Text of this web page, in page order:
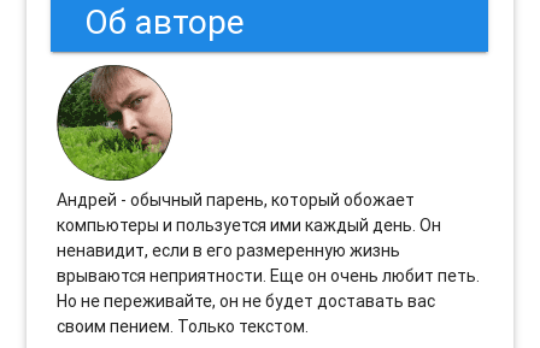
Об авторе
Андрей - обычный парень, который обожает
компьютеры и пользуется ими каждый день. Он
ненавидит, если в его размеренную жизнь
врываются неприятности. Еще он очень любит петь.
Но не переживайте, он не будет доставать вас
своим пением. Только текстом.